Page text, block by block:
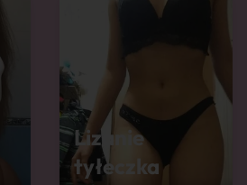
Lizanie
tyłeczka